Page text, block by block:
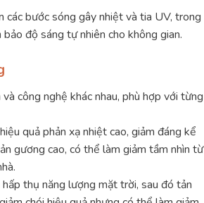
các bước sóng gây nhiệt và tia UV, trong
độ sáng tự nhiên cho không gian.
công nghệ khác nhau, phù hợp với từng
quả phản xạ nhiệt cao, giảm đáng kể
gương cao, có thể làm giảm tầm nhìn từ
thụ năng lượng mặt trời, sau đó tản